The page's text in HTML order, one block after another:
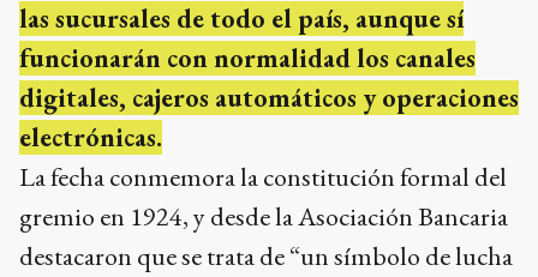
las sucursales de todo el país, aunque sí
funcionarán con normalidad los canales
digitales, cajeros automáticos y operaciones
electrónicas.
La fecha conmemora la constitución formal del
gremio en 1924, y desde la Asociación Bancaria
destacaron que se trata de “un símbolo de lucha